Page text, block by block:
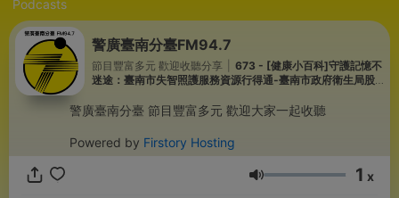
Podcasts
警廣臺南分臺FM94.7
節目豐富多元 歡迎收聽分享
673 - [健康小百科]守護記憶不
迷途：臺南市失智照護服務資源行得通-臺南市政府衛生局股
警廣臺南分臺 節目豐富多元 歡迎大家一起收聽
Powered by Firstory Hosting
音量 1 x